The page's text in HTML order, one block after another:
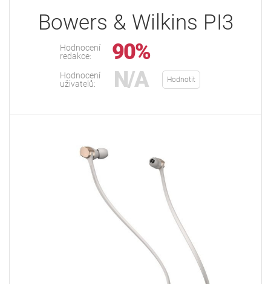
Bowers & Wilkins PI3
Hodnocení
redakce:
90%
Hodnocení
uživatelů:
N/A Hodnotit